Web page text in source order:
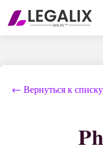
← Вернуться к